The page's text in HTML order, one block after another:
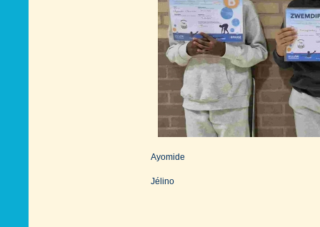
Ayomide
Jélino